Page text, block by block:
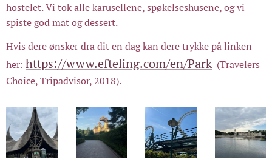
hostelet. Vi tok alle karusellene, spøkelseshusene, og vi
spiste god mat og dessert.
Hvis dere ønsker dra dit en dag kan dere trykke på linken
her: https://www.efteling.com/en/Park(Travelers
Choice, Tripadvisor, 2018).